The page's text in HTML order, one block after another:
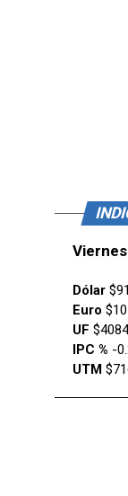
Dólar
Euro
UF
IPC % -
UTM